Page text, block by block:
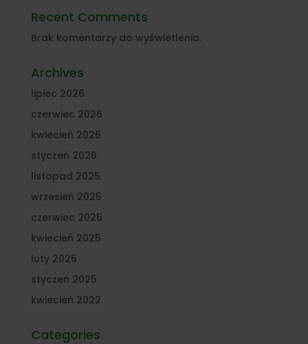
Recent Comments
Brak komentarzy do wyświetlenia.
Archives
lipiec 2026
czerwiec 2026
kwiecień 2026
styczeń 2026
listopad 2025
wrzesień 2025
czerwiec 2025
kwiecień 2025
luty 2025
styczeń 2025
kwiecień 2022
Categories